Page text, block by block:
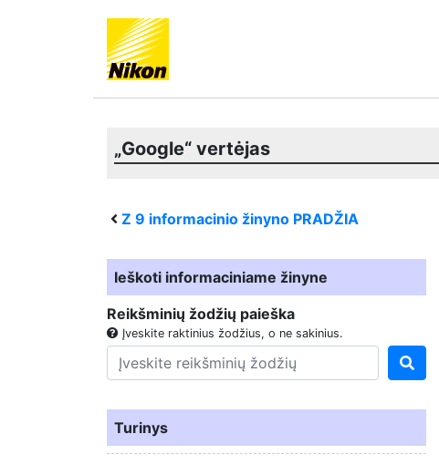
„Google“ vertėjas
Z 9 informacinio žinyno PRADŽIA
Ieškoti informaciniame žinyne
Reikšminių žodžių paieška
Įveskite raktinius žodžius, o ne sakinius.
Turinys